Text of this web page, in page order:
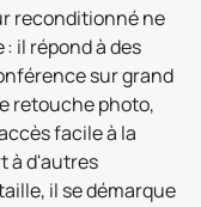
reconditionné ne
il répond à des
sur grand
retouche photo,
facile à la
à d'autres
il se démarque